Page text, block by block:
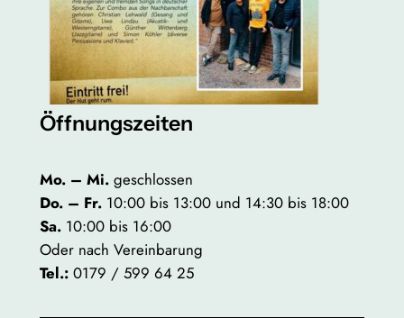
Öffnungszeiten
Mo. – Mi.geschlossen
Do. – Fr. 10:00 bis 13:00 und 14:30 bis 18:00
Sa.10:00 bis 16:00
Oder nach Vereinbarung
Tel.:0179 / 599 64 25